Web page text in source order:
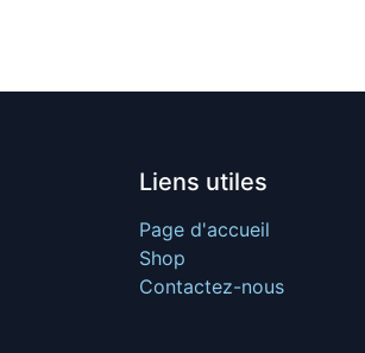
Liens utiles
Page d'accueil
Shop
Contactez-nous